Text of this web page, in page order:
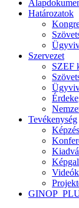
Határozatok
Szervezet
SZEF
Tevékenység
Videók